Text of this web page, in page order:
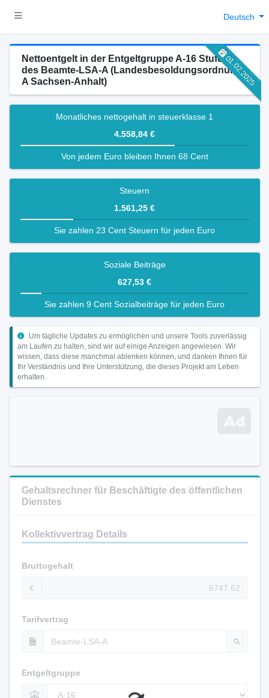
Deutsch
01.02.2025
Nettoentgelt in der Entgeltgruppe A-16 Stufe 1
des Beamte-LSA-A (Landesbesoldungsordnung
A Sachsen-Anhalt)
Monatliches nettogehalt in steuerklasse 1
4.558,84 €
Von jedem Euro bleiben Ihnen 68 Cent
Steuern
1.561,25 €
Sie zahlen 23 Cent Steuern für jeden Euro
Soziale Beiträge
627,53 €
Sie zahlen 9 Cent Sozialbeiträge für jeden Euro
Um tägliche Updates zu ermöglichen und unsere Tools zuverlässig
am Laufen zu halten, sind wir auf einige Anzeigen angewiesen. Wir
wissen, dass diese manchmal ablenken können, und danken Ihnen für
Ihr Verständnis und Ihre Unterstützung, die dieses Projekt am Leben
erhalten.
Gehaltsrechner für Beschäftigte des öffentlichen
Dienstes
Kollektivvertrag Details
Bruttogehalt
€
Tarifvertrag
Entgeltgruppe